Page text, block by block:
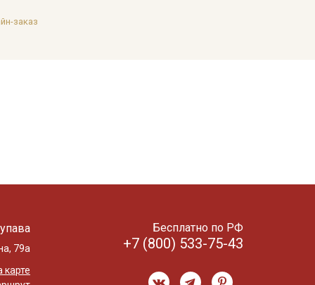
заказ
79а
карте
Бесплатно по РФ
+7 (800) 533-75-43